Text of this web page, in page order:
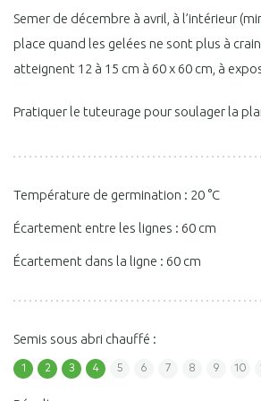
Semer de décembre à avril, à l’intérieur
place quand les gelées ne sont plus à
atteignent 12 à 15 cm à 60 x 60 cm, à
Pratiquer le tuteurage pour soulager la
Température de germination : 20 °C
Écartement entre les lignes : 60 cm
Écartement dans la ligne : 60 cm
Semis sous abri chauffé :
1 2 3 4 5 6 7 8 9 10